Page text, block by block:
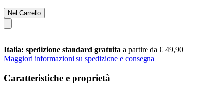
Nel Carrello
Italia: spedizione standard gratuita a partire da € 49,90
Maggiori informazioni su spedizione e consegna
Caratteristiche e proprietà